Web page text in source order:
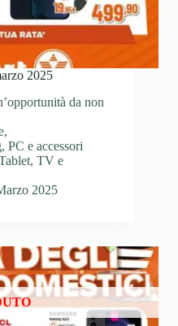
2025
da non
,
, PC e accessori
, TV e
2025